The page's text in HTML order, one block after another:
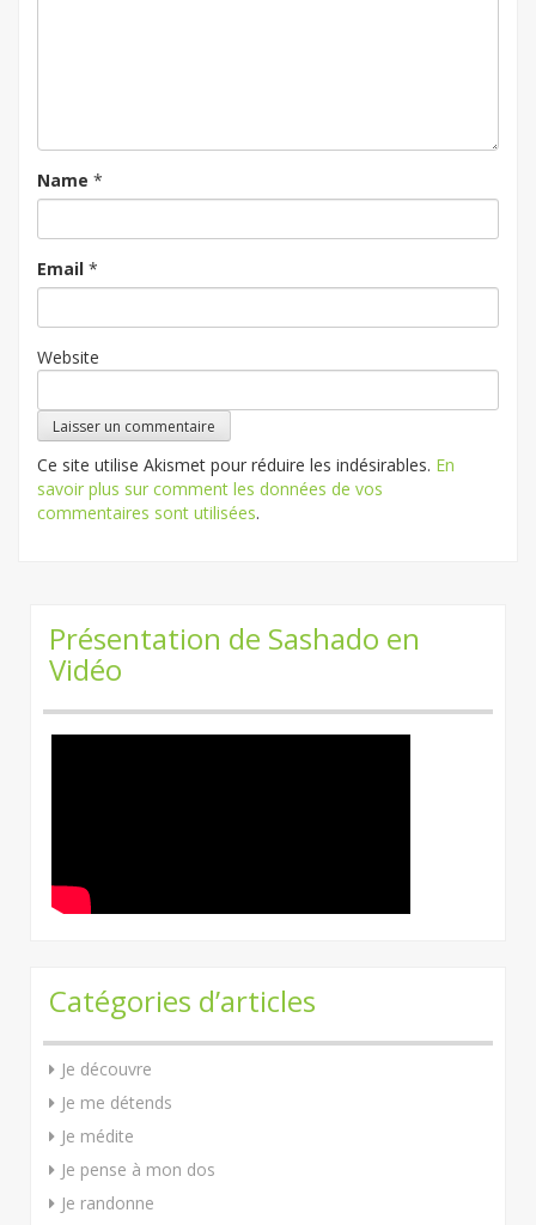
Name *
Email *
Website
Ce site utilise Akismet pour réduire les indésirables. En
savoir plus sur comment les données de vos
commentaires sont utilisées.
Présentation de Sashado en
Vidéo
Catégories d’articles
Je découvre
Je me détends
Je médite
Je pense à mon dos
Je randonne